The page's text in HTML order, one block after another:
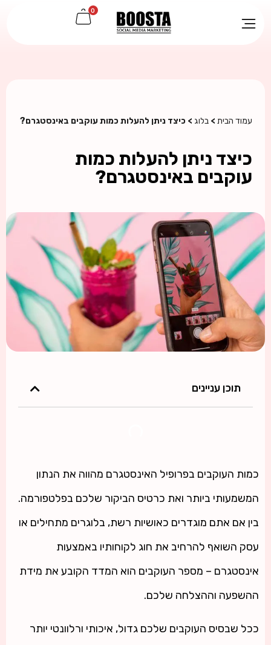
0
עמוד הבית >בלוג > כיצד ניתן להעלות כמות עוקבים באינסטגרם?
כיצד ניתן להעלות כמות
עוקבים באינסטגרם?
תוכן עניינים
כמות העוקבים בפרופיל האינסטגרם מהווה את הנתון
המשמעותי ביותר ואת כרטיס הביקור שלכם בפלטפורמה.
בין אם אתם מוגדרים כאושיות רשת, בלוגרים מתחילים או
עסק השואף להרחיב את חוג לקוחותיו באמצעות
אינסטגרם – מספר העוקבים הוא המדד הקובע את מידת
ההשפעה וההצלחה שלכם.
ככל שבסיס העוקבים שלכם גדול, איכותי ורלוונטי יותר